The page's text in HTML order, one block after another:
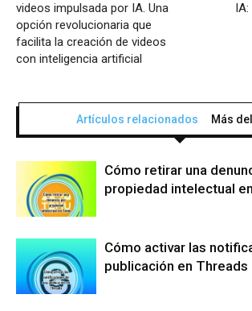
videos impulsada por IA. Una
opción revolucionaria que
facilita la creación de videos
con inteligencia artificial
Artículos relacionados Más
Cómo retirar una
propiedad intelectual
Cómo activar las
publicación en Threads